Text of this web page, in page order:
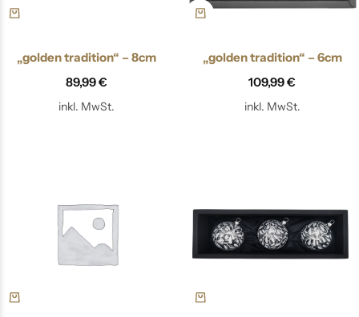
„golden tradition“ – 8cm
89,99€
inkl. MwSt.
„golden tradition“ – 6cm
109,99€
inkl. MwSt.